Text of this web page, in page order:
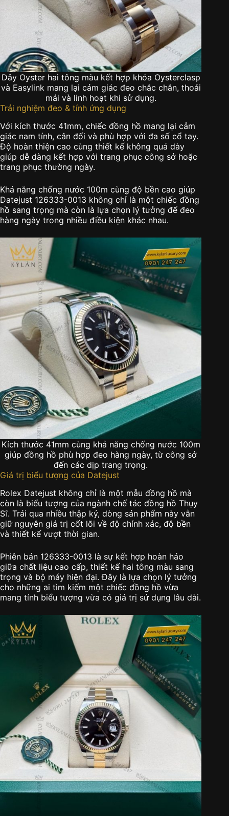
Dây Oyster hai tông màu kết hợp khóa Oysterclasp
và Easylink mang lại cảm giác đeo chắc chắn, thoải
mái và linh hoạt khi sử dụng.
Trải nghiệm đeo & tính ứng dụng
Với kích thước 41mm, chiếc đồng hồ mang lại cảm
giác nam tính, cân đối và phù hợp với đa số cổ tay.
Độ hoàn thiện cao cùng thiết kế không quá dày
giúp dễ dàng kết hợp với trang phục công sở hoặc
trang phục thường ngày.
Khả năng chống nước 100m cùng độ bền cao giúp
Datejust 126333-0013 không chỉ là một chiếc đồng
hồ sang trọng mà còn là lựa chọn lý tưởng để đeo
hàng ngày trong nhiều điều kiện khác nhau.
Kích thước 41mm cùng khả năng chống nước 100m
giúp đồng hồ phù hợp đeo hàng ngày, từ công sở
đến các dịp trang trọng.
Giá trị biểu tượng của Datejust
Rolex Datejust không chỉ là một mẫu đồng hồ mà
còn là biểu tượng của ngành chế tác đồng hồ Thụy
Sĩ. Trải qua nhiều thập kỷ, dòng sản phẩm này vẫn
giữ nguyên giá trị cốt lõi về độ chính xác, độ bền
và thiết kế vượt thời gian.
Phiên bản 126333-0013 là sự kết hợp hoàn hảo
giữa chất liệu cao cấp, thiết kế hai tông màu sang
trọng và bộ máy hiện đại. Đây là lựa chọn lý tưởng
cho những ai tìm kiếm một chiếc đồng hồ vừa
mang tính biểu tượng vừa có giá trị sử dụng lâu dài.